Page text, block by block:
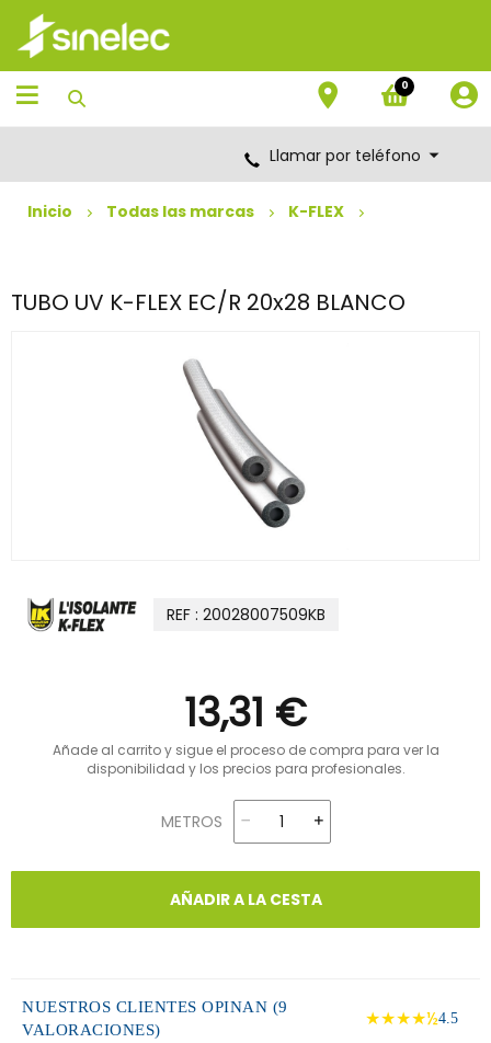
Saltar
contenido
Saltar
menú
de
navegación
0
Llamar por teléfono
Inicio Todas las marcas K-FLEX
TUBO UV K-FLEX EC/R 20x28 BLANCO
REF : 20028007509KB
13,31 €
Añade al carrito y sigue el proceso de compra para ver la
disponibilidad y los precios para profesionales.
METROS
AÑADIR A LA CESTA
NUESTROS CLIENTES OPINAN (9
VALORACIONES)
★★★★½4.5